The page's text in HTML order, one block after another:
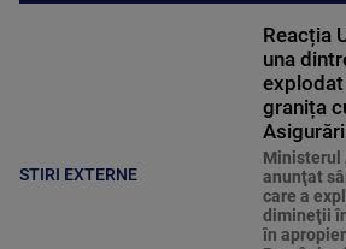
STIRI EXTERNE
Reacția
una
explodat
granița
Ministerul
anunţat
care a
dimineţii
în